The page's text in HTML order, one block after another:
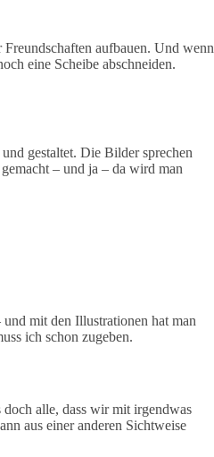
aufbauen. Und wenn
eine Scheibe abschneiden.
gestaltet. Die Bilder sprechen
– und ja – da wird man
mit den Illustrationen hat man
ich schon zugeben.
alle, dass wir mit irgendwas
aus einer anderen Sichtweise